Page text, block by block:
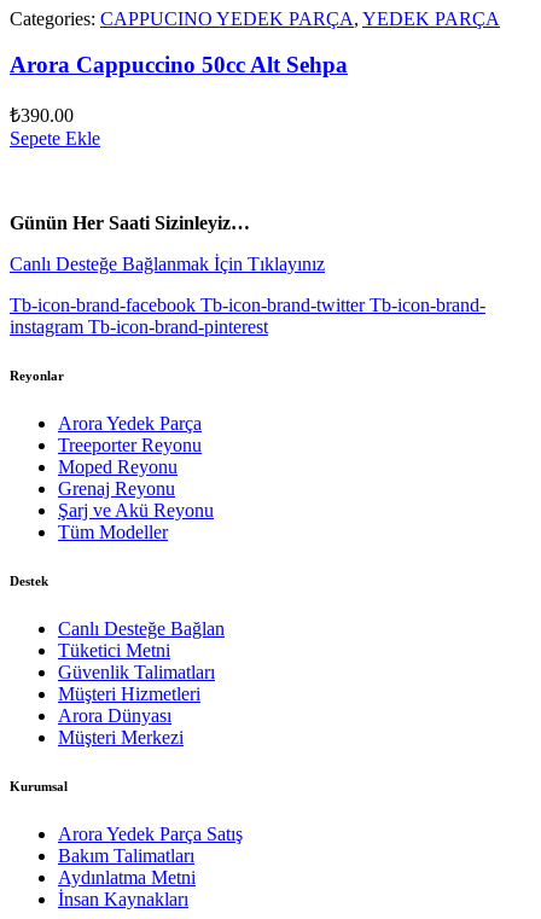
Categories: CAPPUCINO YEDEK PARÇA, YEDEK PARÇA
Arora Cappuccino 50cc Alt Sehpa
₺390.00
Sepete Ekle
Günün Her Saati Sizinleyiz…
Canlı Desteğe Bağlanmak İçin Tıklayınız
Tb-icon-brand-facebook Tb-icon-brand-twitter Tb-icon-brand-
instagram Tb-icon-brand-pinterest
Reyonlar
Arora Yedek Parça
Treeporter Reyonu
Moped Reyonu
Grenaj Reyonu
Şarj ve Akü Reyonu
Tüm Modeller
Destek
Canlı Desteğe Bağlan
Tüketici Metni
Güvenlik Talimatları
Müşteri Hizmetleri
Arora Dünyası
Müşteri Merkezi
Kurumsal
Arora Yedek Parça Satış
Bakım Talimatları
Aydınlatma Metni
İnsan Kaynakları